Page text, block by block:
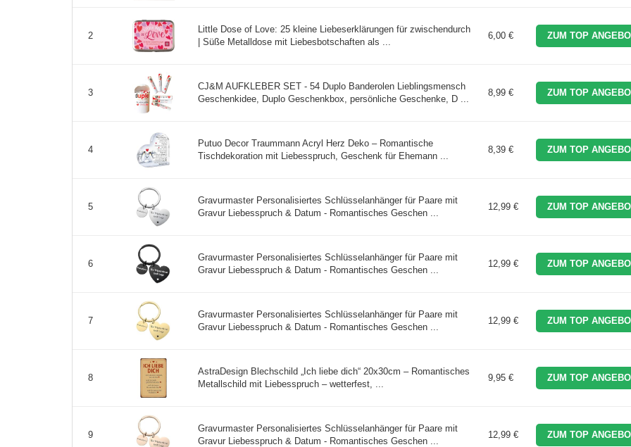
2
Little Dose of Love: 25 kleine Liebeserklärungen für zwischendurch
| Süße Metalldose mit Liebesbotschaften als ...
6,00 € ZUM TOP
3
CJ&M AUFKLEBER SET - 54 Duplo Banderolen Lieblingsmensch
Geschenkidee, Duplo Geschenkbox, persönliche Geschenke, D ...
8,99 € ZUM TOP
4
Putuo Decor Traummann Acryl Herz Deko – Romantische
Tischdekoration mit Liebesspruch, Geschenk für Ehemann ...
8,39 € ZUM TOP
5
Gravurmaster Personalisiertes Schlüsselanhänger für Paare mit
Gravur Liebesspruch & Datum - Romantisches Geschen ...
12,99 € ZUM TOP
6
Gravurmaster Personalisiertes Schlüsselanhänger für Paare mit
Gravur Liebesspruch & Datum - Romantisches Geschen ...
12,99 € ZUM TOP
7
Gravurmaster Personalisiertes Schlüsselanhänger für Paare mit
Gravur Liebesspruch & Datum - Romantisches Geschen ...
12,99 € ZUM TOP
8
AstraDesign Blechschild „Ich liebe dich“ 20x30cm – Romantisches
Metallschild mit Liebesspruch – wetterfest, ...
9,95 € ZUM TOP
9
Gravurmaster Personalisiertes Schlüsselanhänger für Paare mit
Gravur Liebesspruch & Datum - Romantisches Geschen ...
12,99 € ZUM TOP